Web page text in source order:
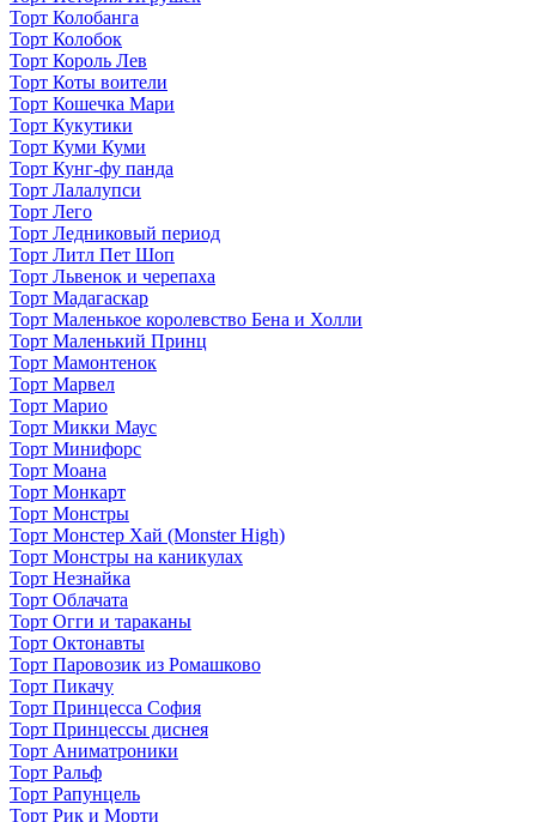
Торт Колобанга
Торт Колобок
Торт Король Лев
Торт Коты воители
Торт Кошечка Мари
Торт Кукутики
Торт Куми Куми
Торт Кунг-фу панда
Торт Лалалупси
Торт Лего
Торт Ледниковый период
Торт Литл Пет Шоп
Торт Львенок и черепаха
Торт Мадагаскар
Торт Маленькое королевство Бена и Холли
Торт Маленький Принц
Торт Мамонтенок
Торт Марвел
Торт Марио
Торт Микки Маус
Торт Минифорс
Торт Моана
Торт Монкарт
Торт Монстры
Торт Монстер Хай (Monster High)
Торт Монстры на каникулах
Торт Незнайка
Торт Облачата
Торт Огги и тараканы
Торт Октонавты
Торт Паровозик из Ромашково
Торт Пикачу
Торт Принцесса София
Торт Принцессы диснея
Торт Аниматроники
Торт Ральф
Торт Рапунцель
Торт Рик и Морти